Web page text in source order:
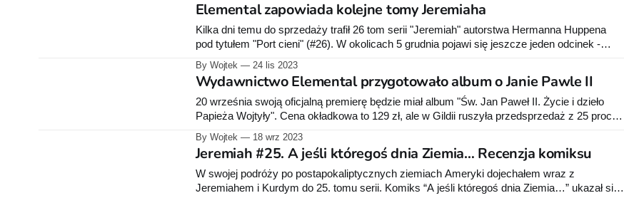
Elemental zapowiada kolejne tomy Jeremiaha
Kilka dni temu do sprzedaży trafił 26 tom serii "Jeremiah" autorstwa Hermanna Huppena
pod tytułem "Port cieni" (#26). W okolicach 5 grudnia pojawi się jeszcze jeden odcinek -
kolejne w
By Wojtek 24 lis 2023
Wydawnictwo Elemental przygotowało album o Janie Pawle II
20 września swoją oficjalną premierę będzie miał album "Św. Jan Paweł II. Życie i dzieło
Papieża Wojtyły". Cena okładkowa to 129 zł, ale w Gildii ruszyła przedsprzedaż z 25 proc.
Józefa Wojtyły, papieża Jana Pawła
By Wojtek 18 wrz 2023
Jeremiah #25. A jeśli któregoś dnia Ziemia… Recenzja komiksu
W swojej podróży po postapokaliptycznych ziemiach Ameryki dojechałem wraz z
Jeremiahem i Kurdym do 25. tomu serii. Komiks “A jeśli któregoś dnia Ziemia…” ukazał się